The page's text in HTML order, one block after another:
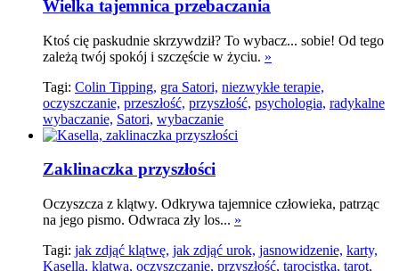
Wielka tajemnica przebaczania
Ktoś cię paskudnie skrzywdził? To wybacz... sobie! Od tego
zależą twój spokój i szczęście w życiu. »
Tagi: Colin Tipping, gra Satori, niezwykłe terapie,
oczyszczanie, przeszłość, przyszłość, psychologia, radykalne
wybaczanie, Satori, wybaczanie
Zaklinaczka przyszłości
Oczyszcza z klątwy. Odkrywa tajemnice człowieka, patrząc
na jego pismo. Odwraca zły los... »
Tagi: jak zdjąć klątwę, jak zdjąć urok, jasnowidzenie, karty,
Kasella, klątwa, oczyszczanie, przyszłość, tarocistka, tarot,